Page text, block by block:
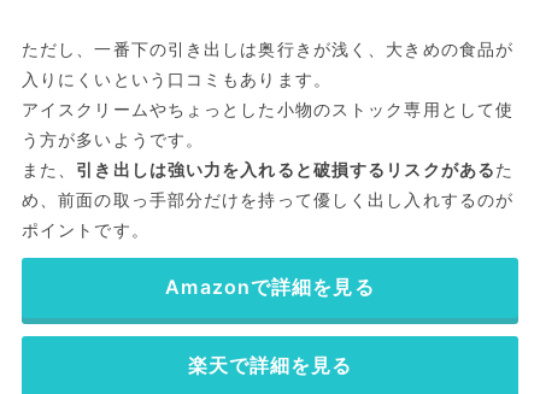
ただし、一番下の引き出しは奥行きが浅く、大きめの食品が
入りにくいという口コミもあります。
アイスクリームやちょっとした小物のストック専用として使
う方が多いようです。
また、 引き出しは強い力を入れると破損するリスクがあるた
め、前面の取っ手部分だけを持って優しく出し入れするのが
ポイントです。
Amazonで詳細を見る
楽天で詳細を見る